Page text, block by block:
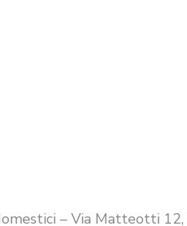
– Via Matteotti